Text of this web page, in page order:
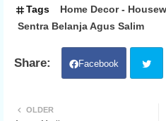
Tags
Home Decor -
Sentra Belanja Agus Salim
Facebook
OLDER